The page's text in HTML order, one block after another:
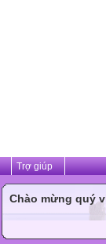
Trợ giúp
Chào mừng quý